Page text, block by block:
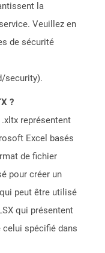
la
Veuillez en
de sécurité
security).
?
représentent
Excel basés
de fichier
pour créer un
peut être utilisé
qui présentent
celui spécifié dans